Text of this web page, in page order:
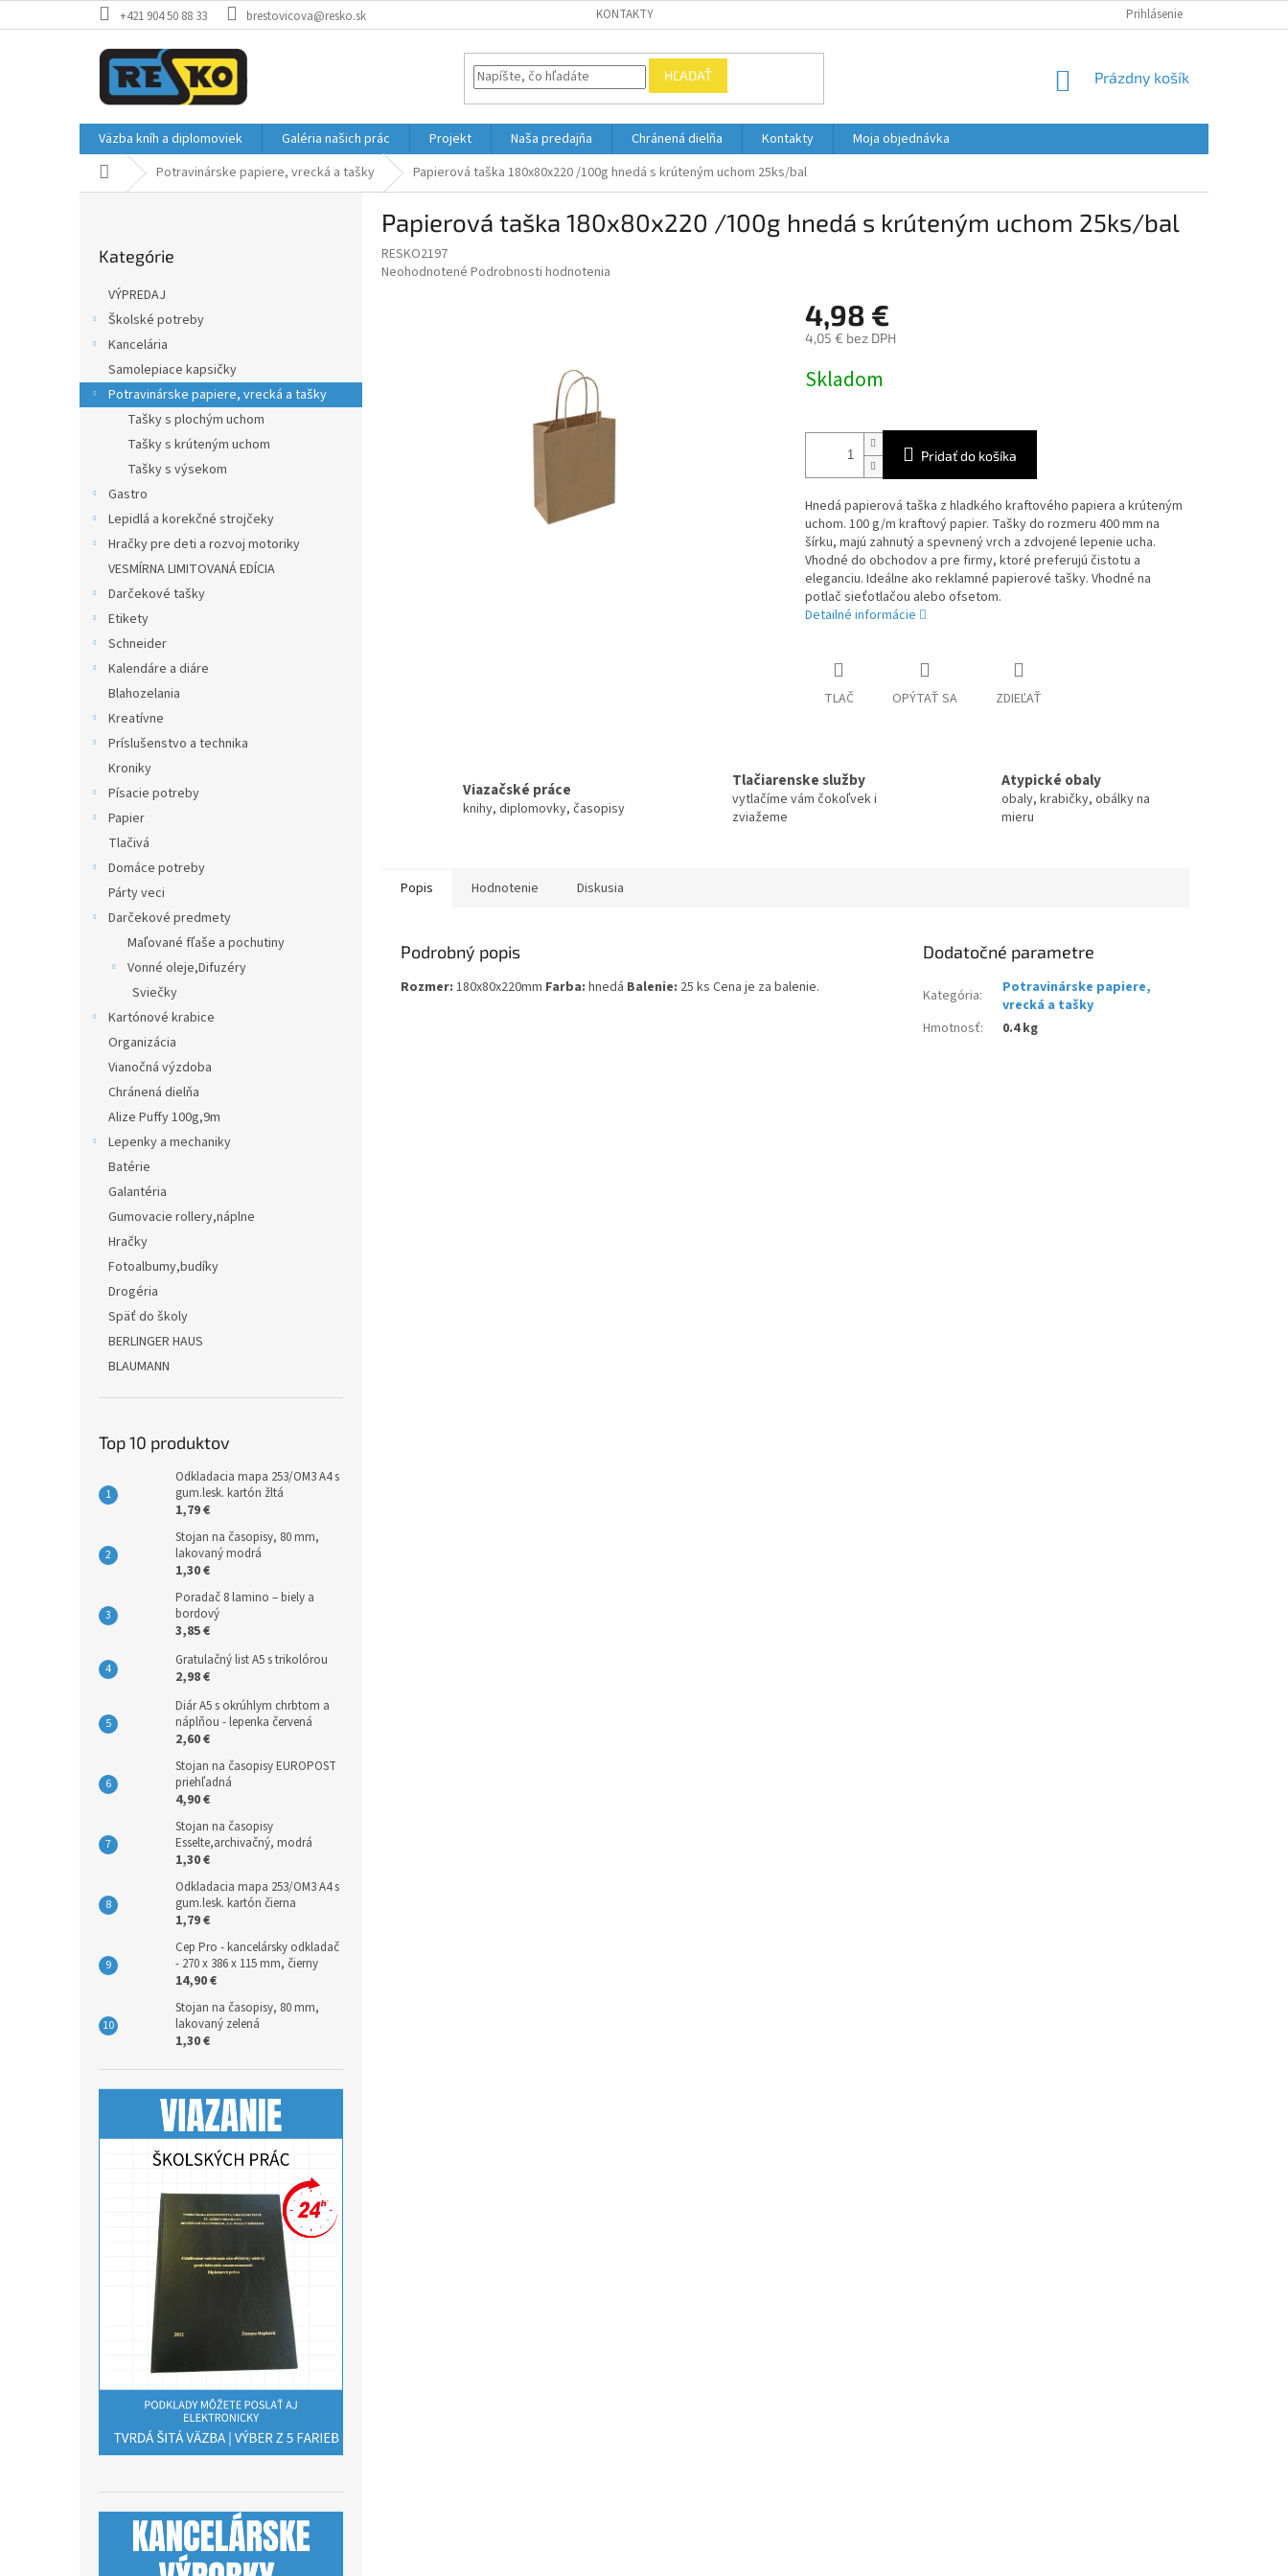
na
+421 904 50 88 33 brestovicova@resko.sk KONTAKTY Prihlásenie
HĽADAŤ
NÁKUPNÝ
Prázdny košík
Väzba kníh a diplomoviek Galéria našich prác Projekt Naša predajňa Chránená dielňa Kontakty
Moja objednávka
DomovPotravinárske papiere, vrecká a tašky Papierová taška 180x80x220 /100g hnedá s krúteným uchom 25ks/bal
kategórie
Kategórie
VÝPREDAJ
Školské potreby
Kancelária
Samolepiace kapsičky
Potravinárske papiere, vrecká a tašky
Tašky s plochým uchom
Tašky s krúteným uchom
Tašky s výsekom
Gastro
Lepidlá a korekčné strojčeky
Hračky pre deti a rozvoj motoriky
VESMÍRNA LIMITOVANÁ EDÍCIA
Darčekové tašky
Etikety
Schneider
Kalendáre a diáre
Blahozelania
Kreatívne
Príslušenstvo a technika
Kroniky
Písacie potreby
Papier
Tlačivá
Domáce potreby
Párty veci
Darčekové predmety
Maľované fľaše a pochutiny
Vonné oleje,Difuzéry
Sviečky
Kartónové krabice
Organizácia
Vianočná výzdoba
Chránená dielňa
Alize Puffy 100g,9m
Lepenky a mechaniky
Batérie
Galantéria
Gumovacie rollery,náplne
Hračky
Fotoalbumy,budíky
Drogéria
Späť do školy
BERLINGER HAUS
BLAUMANN
Top 10 produktov
Odkladacia mapa 253/OM3 A4 s
gum.lesk. kartón žltá
1,79 €
Stojan na časopisy, 80 mm,
lakovaný modrá
1,30 €
Poradač 8 lamino – biely a
bordový
3,85 €
Gratulačný list A5 s trikolórou
2,98 €
Diár A5 s okrúhlym chrbtom a
náplňou - lepenka červená
2,60 €
Stojan na časopisy EUROPOST
priehľadná
4,90 €
Stojan na časopisy
Esselte,archivačný, modrá
1,30 €
Odkladacia mapa 253/OM3 A4 s
gum.lesk. kartón čierna
1,79 €
Cep Pro - kancelársky odkladač
- 270 x 386 x 115 mm, čierny
14,90 €
Stojan na časopisy, 80 mm,
lakovaný zelená
1,30 €
Papierová taška 180x80x220 /100g hnedá s krúteným uchom 25ks/bal
RESKO2197
Priemerné
Neohodnotené Podrobnosti hodnotenia
4,98 €
4,05 € bez DPH
cena:
Skladom
Pridať do košíka
Hnedá papierová taška z hladkého kraftového papiera a krúteným
uchom. 100 g/m kraftový papier. Tašky do rozmeru 400 mm na
šírku, majú zahnutý a spevnený vrch a zdvojené lepenie ucha.
Vhodné do obchodov a pre firmy, ktoré preferujú čistotu a
eleganciu. Ideálne ako reklamné papierové tašky. Vhodné na
potlač sieťotlačou alebo ofsetom.
Detailné informácie
TLAČ OPÝTAŤ SA ZDIEĽAŤ
Viazačské práce
knihy, diplomovky, časopisy
Tlačiarenske služby
vytlačíme vám čokoľvek i
zviažeme
Atypické obaly
obaly, krabičky, obálky na
mieru
Popis Hodnotenie Diskusia
Podrobný popis
Rozmer: 180x80x220mm Farba: hnedá Balenie: 25 ks Cena je za balenie.
Dodatočné parametre
Kategória:
Potravinárske papiere,
vrecká a tašky
Hmotnosť: 0.4 kg